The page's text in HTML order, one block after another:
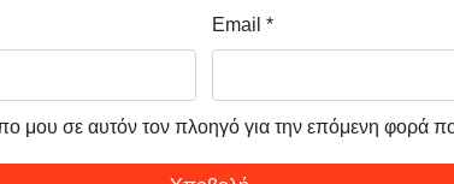
Email*
μου σε αυτόν τον πλοηγό για την επόμενη φορά